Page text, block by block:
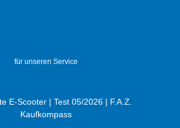
für unseren Service